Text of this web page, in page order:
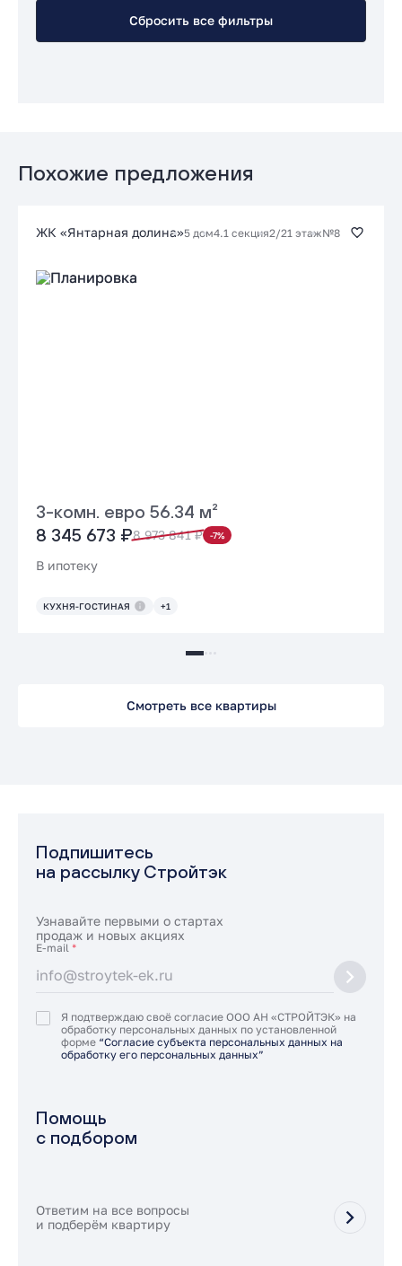
Сбросить все фильтры
Похожие предложения
ЖК «Янтарная долина»5 дом4.1 секция2/21 этаж№8
3-комн. евро 56.34 м²
8 345 673 ₽8 973 841 ₽ -7%
В ипотеку
КУХНЯ-ГОСТИНАЯ +1
Смотреть все квартиры
Подпишитесь
на рассылку Стройтэк
Узнавайте первыми о стартах
продаж и новых акциях
E-mail *
Я подтверждаю своё согласие ООО АН «СТРОЙТЭК» на
обработку персональных данных по установленной
форме “Согласие субъекта персональных данных на
обработку его персональных данных”
Помощь
с подбором
Ответим на все вопросы
и подберём квартиру